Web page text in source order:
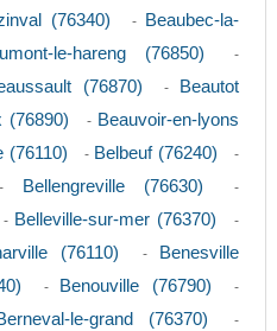
(76340) -
Beaubec-la-
le-hareng (76850) -
(76870) -
Beautot
(76890) - Beauvoir-en-lyons
(76110) - Belbeuf (76240) -
Bellengreville (76630) -
- Belleville-sur-mer (76370) -
(76110) -
Benesville
- Benouville (76790) -
le-grand (76370) -